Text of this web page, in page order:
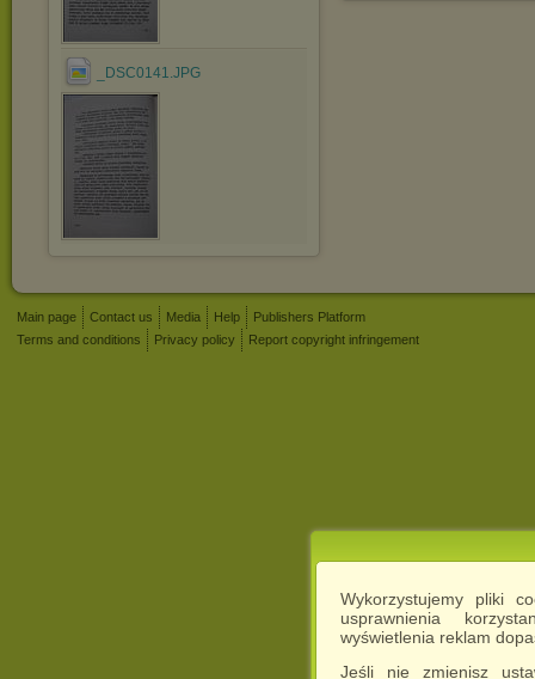
Wykorzystujemy pliki
usprawnienia
wyświetlenia reklam
Jeśli nie zmienisz
_DSC0141.JPG
Main page Contact us Media Help
Publishers Platform
Terms and conditions
Privacy policy Report copyright infringement